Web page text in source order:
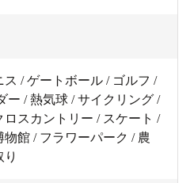
/ ゲートボール / ゴルフ /
ー / 熱気球 / サイクリング /
スカントリー / スケート /
館 / フラワーパーク / 農